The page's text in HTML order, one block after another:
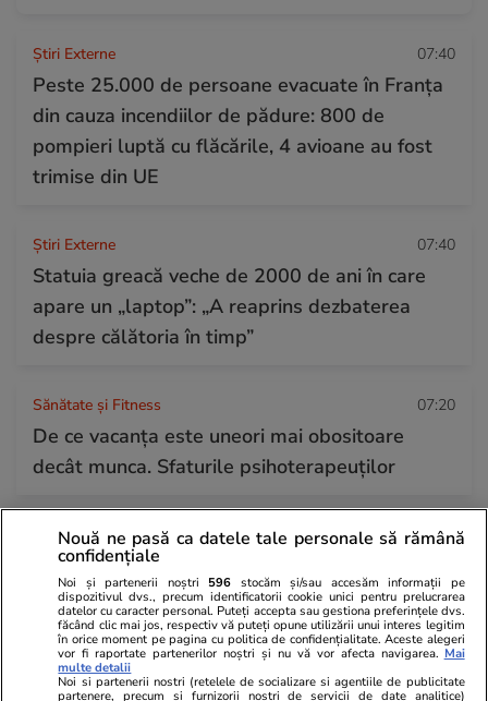
Știri Externe 07:40
Peste 25.000 de persoane evacuate în Franța
din cauza incendiilor de pădure: 800 de
pompieri luptă cu flăcările, 4 avioane au fost
trimise din UE
Știri Externe 07:40
Statuia greacă veche de 2000 de ani în care
apare un „laptop”: „A reaprins dezbaterea
despre călătoria în timp”
Sănătate și Fitness 07:20
De ce vacanța este uneori mai obositoare
decât munca. Sfaturile psihoterapeuților
Citește mai multe
TRENDING
Horoscop 23 iul.
Horoscop 24 iulie 2026. Vărsătorii au unele
Nouă ne pasă ca datele tale personale să rămână
confidențiale
Noi și partenerii noștri 596 stocăm și/sau accesăm informații pe
dispozitivul dvs., precum identificatorii cookie unici pentru prelucrarea
datelor cu caracter personal. Puteți accepta sau gestiona preferințele dvs.
făcând clic mai jos, respectiv vă puteți opune utilizării unui interes legitim
în orice moment pe pagina cu politica de confidențialitate. Aceste alegeri
vor fi raportate partenerilor noștri și nu vă vor afecta navigarea. Mai
multe detalii
Noi si partenerii nostri (retelele de socializare si agentiile de publicitate
partenere, precum si furnizorii nostri de servicii de date analitice)